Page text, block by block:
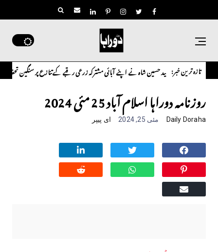
تازہ ترین خبر:
سعید حسین شاہ نے اپنے آبائی مشترکہ زرعی رقبے کے تنازع پر سنگین تحفظات کا اظہار کرتے
روزنامہ دوراہا اسلام آباد 25 مئی 2024
Daily Doraha مئی 25, 2024 ای پیپر